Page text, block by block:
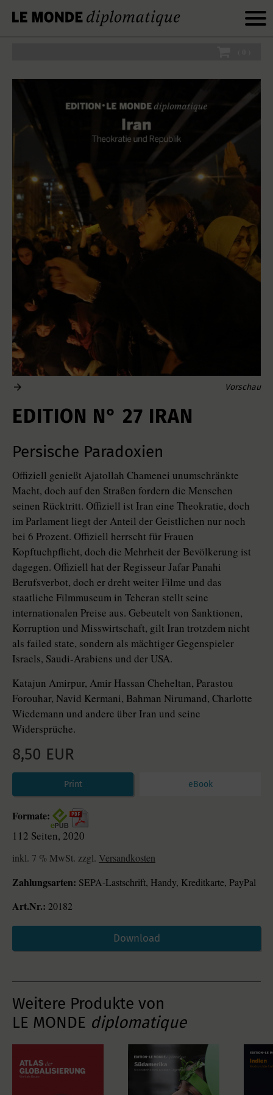
Vorschau
EDITION N° 27 IRAN
Persische Paradoxien
Offiziell genießt Ajatollah Chamenei unumschränkte
Macht, doch auf den Straßen fordern die Menschen
seinen Rücktritt. Offiziell ist Iran eine Theokratie, doch
im Parlament liegt der Anteil der Geistlichen nur noch
bei 6 Prozent. Offiziell herrscht für Frauen
Kopftuchpflicht, doch die Mehrheit der Bevölkerung ist
dagegen. Offiziell hat der Regisseur Jafar Panahi
Berufsverbot, doch er dreht weiter Filme und das
staatliche Filmmuseum in Teheran stellt seine
internationalen Preise aus. Gebeutelt von Sanktionen,
Korruption und Misswirtschaft, gilt Iran trotzdem nicht
als failed state, sondern als mächtiger Gegenspieler
Israels, Saudi-Arabiens und der USA.
Katajun Amirpur, Amir Hassan Cheheltan, Parastou
Forouhar, Navid Kermani, Bahman Nirumand, Charlotte
Wiedemann und andere über Iran und seine
Widersprüche.
8,50 EUR
Print eBook
Formate:
112 Seiten, 2020
inkl. 7 % MwSt. zzgl. Versandkosten
Zahlungsarten: SEPA-Lastschrift, Handy, Kreditkarte, PayPal
Art.Nr.: 20182
Download
Weitere Produkte von
LE MONDE diplomatique